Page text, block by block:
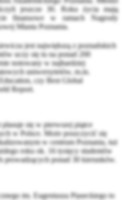
jeszcze 30. Roku życia mają
finansowe w ramach Nagrody
Miasta Poznania.
jest największą z poznańskich
uczy się tu na ponad 200
notowany w najbardziej
uniwersytetów, m.in.
czy Best Global
Report.
się w pierwszej piątce
w Polsce. Może poszczycić się
w centrum Poznania, tuż
roku ok. 16 tysięcy studentów
prowadzących ponad 30 kierunków.
im. Eugeniusza Piaseckiego to